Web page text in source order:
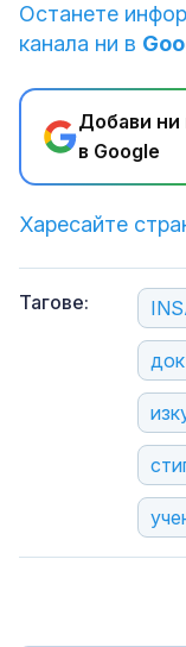
Останете
канала ни в
Добави ни
в Google
Харесайте
Тагове: